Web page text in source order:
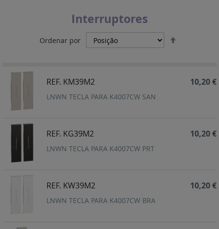
Interruptores
Ordenar por
REF. KM39M2
LNWN TECLA PARA K4007CW SAN
10,20 €
REF. KG39M2
LNWN TECLA PARA K4007CW PRT
10,20 €
REF. KW39M2
LNWN TECLA PARA K4007CW BRA
10,20 €